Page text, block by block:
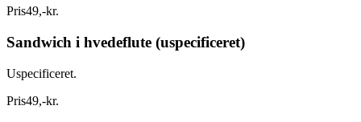
Pris49,-kr.
Sandwich i hvedeflute (uspecificeret)
Uspecificeret.
Pris49,-kr.